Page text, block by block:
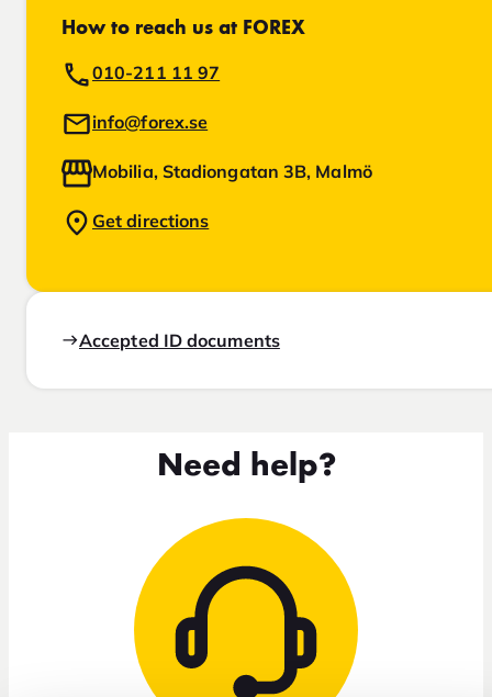
How to reach us at FOREX
010-211 11 97
info@forex.se
Mobilia, Stadiongatan 3B, Malmö
Get directions
Accepted ID documents
Need help?